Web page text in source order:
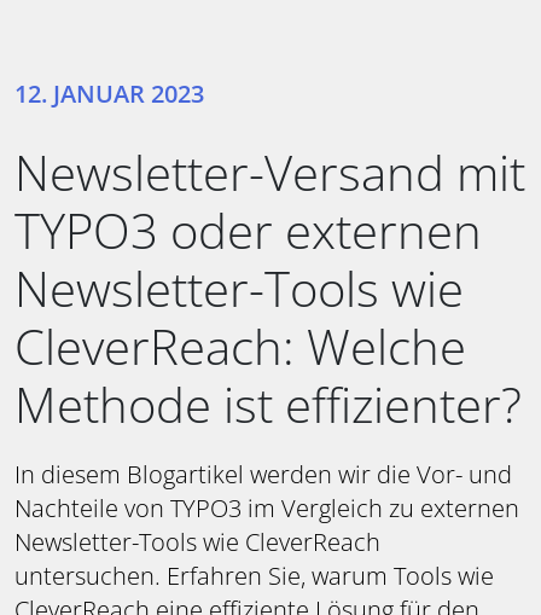
12. JANUAR 2023
Newsletter-Versand mit
TYPO3 oder externen
Newsletter-Tools wie
CleverReach: Welche
Methode ist effizienter?
In diesem Blogartikel werden wir die Vor- und
Nachteile von TYPO3 im Vergleich zu externen
Newsletter-Tools wie CleverReach
untersuchen. Erfahren Sie, warum Tools wie